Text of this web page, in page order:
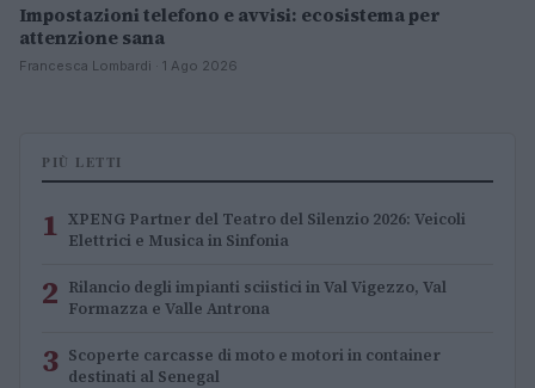
Impostazioni telefono e avvisi: ecosistema per
attenzione sana
Francesca Lombardi · 1 Ago 2026
PIÙ LETTI
1 XPENG Partner del Teatro del Silenzio 2026: Veicoli
Elettrici e Musica in Sinfonia
2 Rilancio degli impianti sciistici in Val Vigezzo, Val
Formazza e Valle Antrona
3 Scoperte carcasse di moto e motori in container
destinati al Senegal